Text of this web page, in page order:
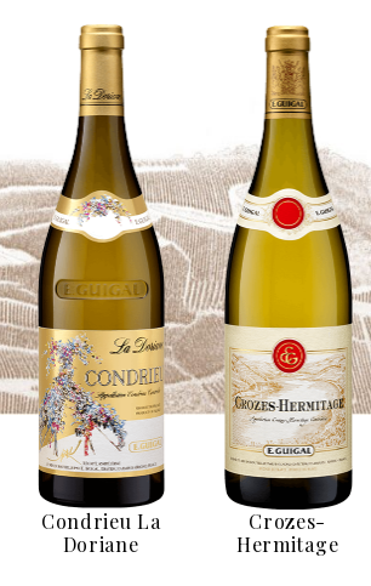
Condrieu La
Doriane
Crozes-
Hermitage